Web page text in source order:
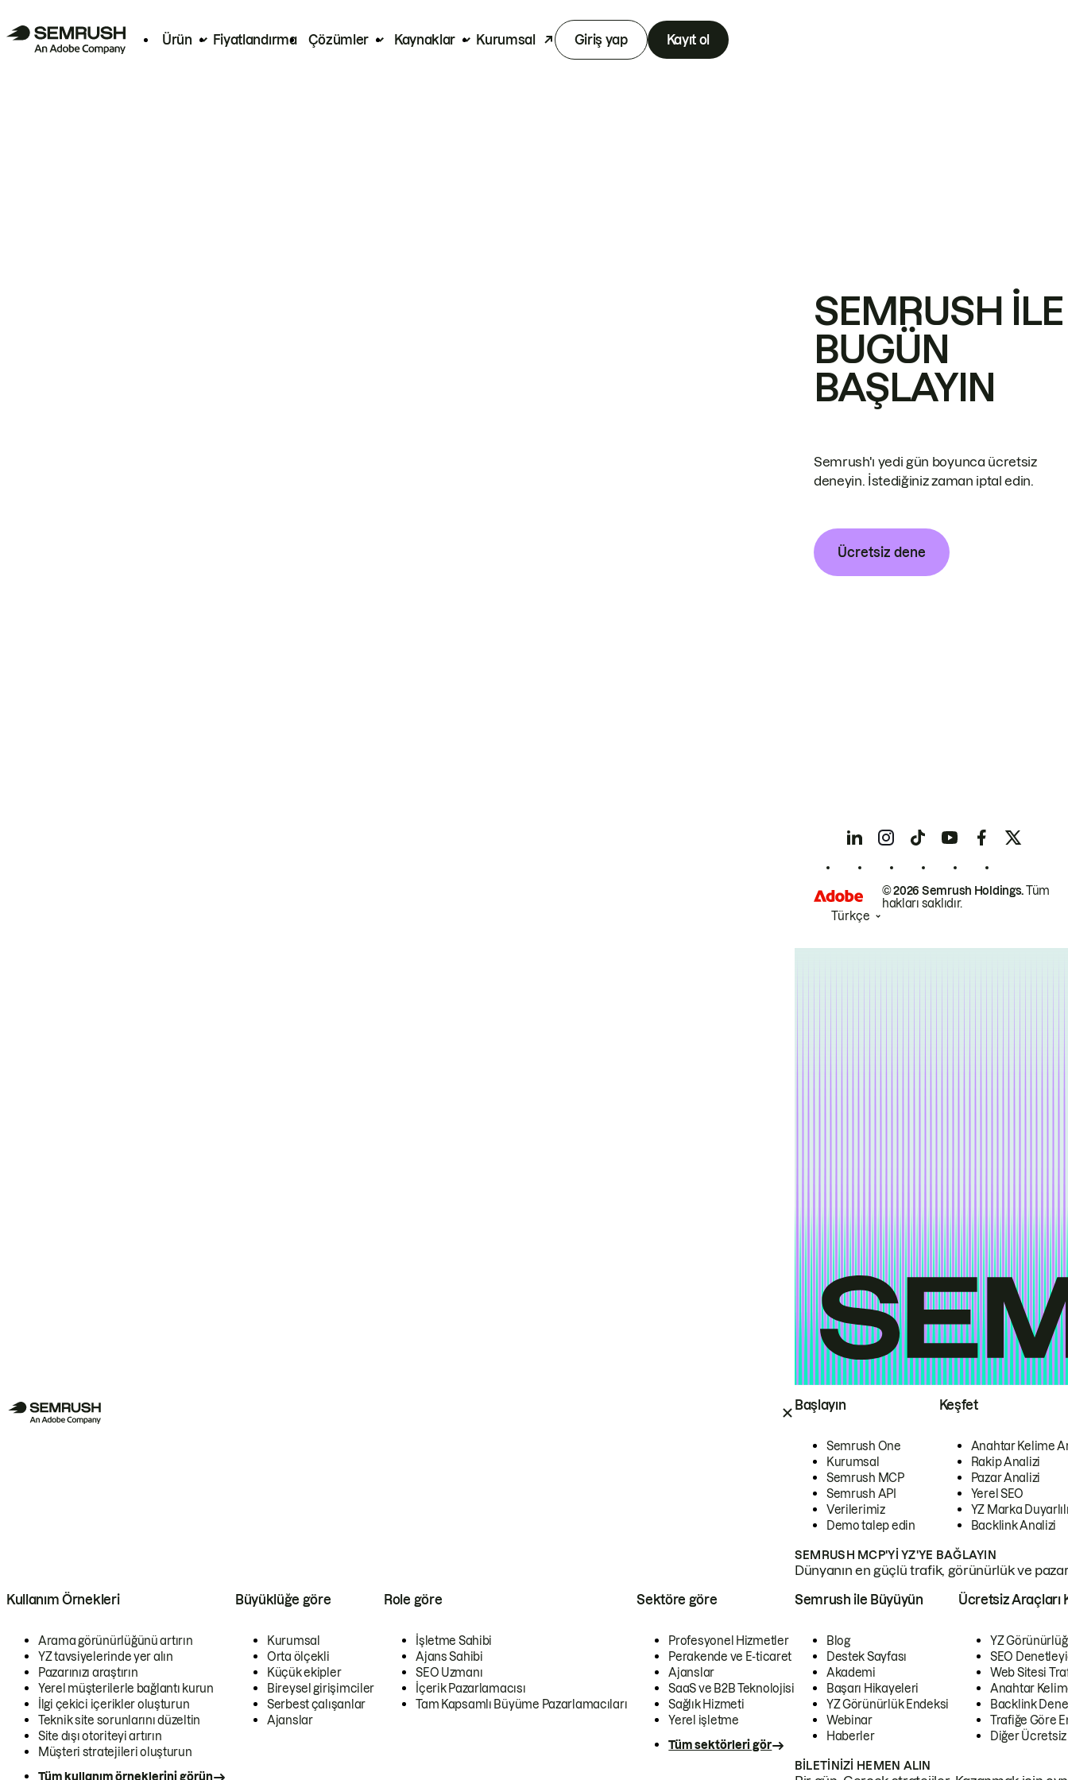
Ürün Fiyatlandırma Çözümler Kaynaklar Kurumsal Giriş yap Kayıt ol
Başlayın
Semrush One
Kurumsal
Semrush MCP
Semrush API
Verilerimiz
Demo talep edin
Keşfet
Anahtar Kelime
Rakip Analizi
Pazar Analizi
Yerel SEO
YZ Marka
Backlink Analizi
SEMRUSH MCP'YI YZ'YE BAĞLAYIN
Dünyanın en güçlü trafik, görünürlük ve
Kullanım Örnekleri
Arama görünürlüğünü artırın
YZ tavsiyelerinde yer alın
Pazarınızı araştırın
Yerel müşterilerle bağlantı kurun
İlgi çekici içerikler oluşturun
Teknik site sorunlarını düzeltin
Site dışı otoriteyi artırın
Müşteri stratejileri oluşturun
Tüm kullanım örneklerini görün
Büyüklüğe göre
Kurumsal
Orta ölçekli
Küçük ekipler
Bireysel girişimciler
Serbest çalışanlar
Ajanslar
Role göre
İşletme Sahibi
Ajans Sahibi
SEO Uzmanı
İçerik Pazarlamacısı
Tam Kapsamlı Büyüme Pazarlamacıları
Sektöre göre
Profesyonel Hizmetler
Perakende ve E-ticaret
Ajanslar
SaaS ve B2B Teknolojisi
Sağlık Hizmeti
Yerel işletme
Tüm sektörleri gör
Semrush ile Büyüyün
Blog
Destek Sayfası
Akademi
Başarı Hikayeleri
YZ Görünürlük Endeksi
Webinar
Haberler
Ücretsiz Araçları
YZ
SEO
Web Sitesi
Anahtar
Backlink
Trafiğe Göre
Diğer
BILETINIZI HEMEN ALIN
SEMRUSH ILE
BUGÜN
BAŞLAYIN
Semrush'ı yedi gün boyunca ücretsiz
deneyin. İstediğiniz zaman iptal edin.
Ücretsiz dene
© 2026 Semrush Holdings.Tüm
hakları saklıdır.
Türkçe